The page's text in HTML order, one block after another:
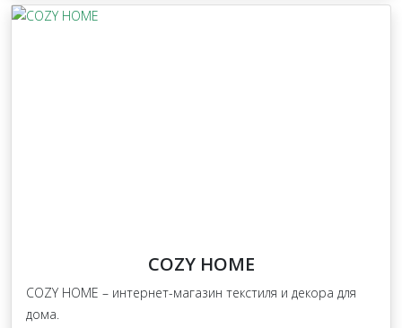
COZY HOME
СOZY HOME – интернет-магазин текстиля и декора для
дома.